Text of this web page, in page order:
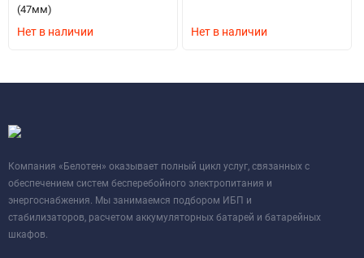
(47мм)
Нет в наличии Нет в наличии
Компания «Белотен» оказывает полный цикл услуг, связанных с
обеспечением систем бесперебойного электропитания и
энергоснабжения. Мы занимаемся подбором ИБП и
стабилизаторов, расчетом аккумуляторных батарей и батарейных
шкафов.